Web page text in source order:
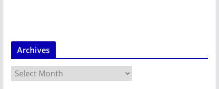
Archives
r